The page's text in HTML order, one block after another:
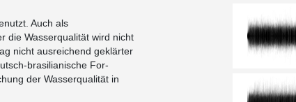
Auch als
die Wasserqualität wird nicht
nicht ausreichend geklärter
brasilianische For-
der Wasserqualität in